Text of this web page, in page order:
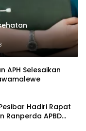
APH Selesaikan
Hadiri Rapat
Ranperda APBD